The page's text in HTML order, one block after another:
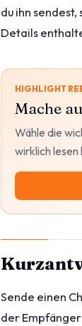
du ihn
Details
HIGHLIGHT
Mache
Wähle die
wirklich lesen
Sende einen
der